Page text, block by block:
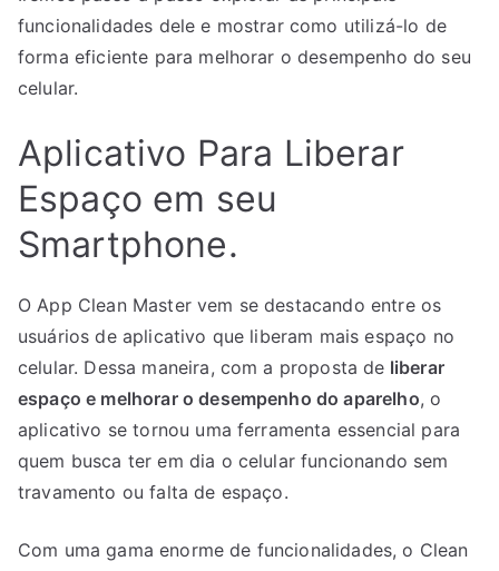
funcionalidades dele e mostrar como utilizá-lo de
forma eficiente para melhorar o desempenho do seu
celular.
Aplicativo Para Liberar
Espaço em seu
Smartphone.
O App Clean Master vem se destacando entre os
usuários de aplicativo que liberam mais espaço no
celular. Dessa maneira, com a proposta de liberar
espaço e melhorar o desempenho do aparelho, o
aplicativo se tornou uma ferramenta essencial para
quem busca ter em dia o celular funcionando sem
travamento ou falta de espaço.
Com uma gama enorme de funcionalidades, o Clean